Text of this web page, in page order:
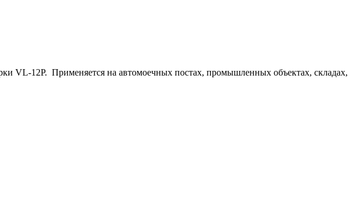
12P. Применяется на автомоечных постах, промышленных объектах, складах,